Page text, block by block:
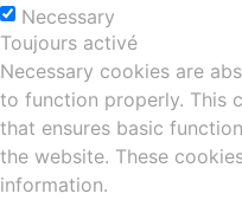
Necessary
Toujours activé
Necessary cookies are
to function properly. This
that ensures basic
the website. These
information.